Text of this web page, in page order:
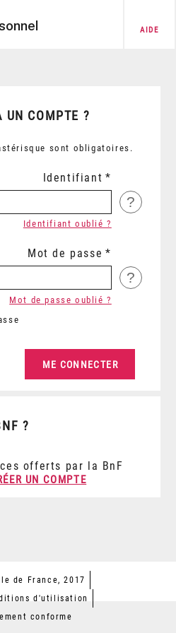
AIDE
UN COMPTE ?
sont obligatoires.
Identifiant
?
Identifiant oublié ?
Mot de passe
?
Mot de passe oublié ?
?
offerts par la BnF
UN COMPTE
de France, 2017
d'utilisation
conforme